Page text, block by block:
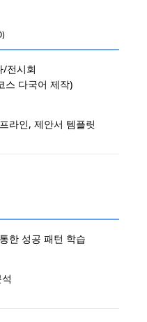
/전시회
스 다국어 제작)
라인, 제안서 템플릿
한 성공 패턴 학습